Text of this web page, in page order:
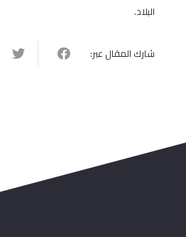
البلاد.
شارك المقال عبر: